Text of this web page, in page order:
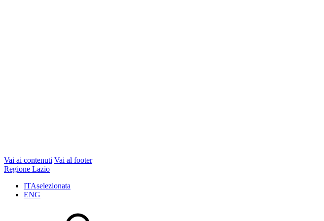
Vai ai contenuti Vai al footer
Regione Lazio
ITAselezionata
ENG